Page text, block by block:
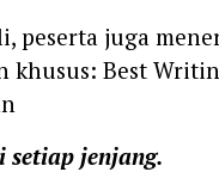
peserta juga
khusus: Best
setiap jenjang.